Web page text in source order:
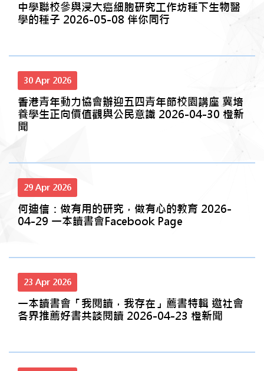
中學聯校參與浸大癌細胞研究工作坊種下生物醫
學的種子 2026-05-08 伴你同行
30 Apr 2026
香港青年動力協會辦迎五四青年節校園講座 冀培
養學生正向價值觀與公民意識 2026-04-30 橙新
聞
29 Apr 2026
何迪信：做有用的研究，做有心的教育 2026-
04-29 一本讀書會Facebook Page
23 Apr 2026
一本讀書會「我閱讀，我存在」薦書特輯 邀社會
各界推薦好書共談閱讀 2026-04-23 橙新聞